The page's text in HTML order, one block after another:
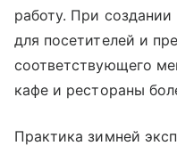
работу. При
для посетителей и
соответствующего
кафе и рестораны
Практика зимней